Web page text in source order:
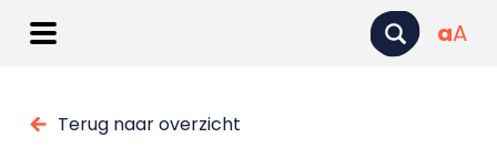
aA
Terug naar overzicht